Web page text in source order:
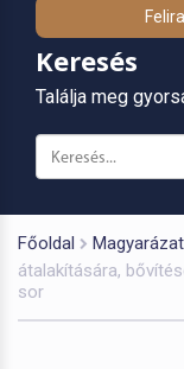
Keresés
Találja meg
Főoldal
átalakítására,
sor